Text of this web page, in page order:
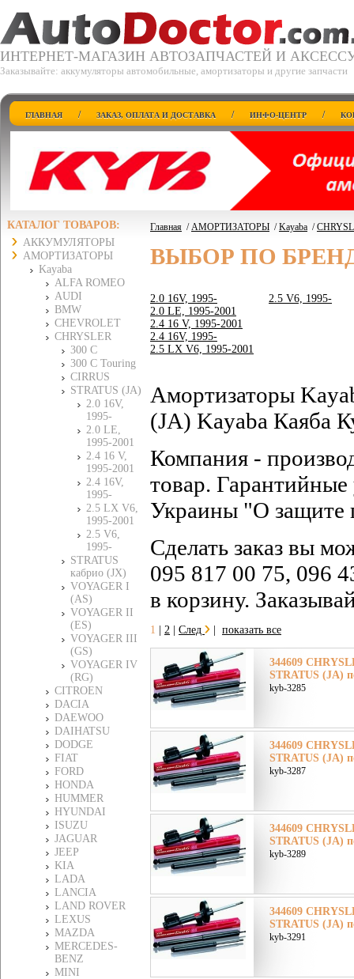
ИНТЕРНЕТ-МАГАЗИН АВТОЗАПЧАСТЕЙ И
Заказывайте: аккумуляторы автомобильные, амортизаторы и другие запчасти
ГЛАВНАЯ / ЗАКАЗ, ОПЛАТА И ДОСТАВКА / ИНФО-ЦЕНТР /
КАТАЛОГ ТОВАРОВ:
АККУМУЛЯТОРЫ
АМОРТИЗАТОРЫ
Kayaba
ALFA ROMEO
AUDI
BMW
CHEVROLET
CHRYSLER
300 C
300 C Touring
CIRRUS
STRATUS (JA)
2.0 16V,
1995-
2.0 LE,
1995-2001
2.4 16 V,
1995-2001
2.4 16V,
1995-
2.5 LX V6,
1995-2001
2.5 V6,
1995-
STRATUS
кабрио (JX)
VOYAGER I
(AS)
VOYAGER II
(ES)
VOYAGER III
(GS)
VOYAGER IV
(RG)
CITROEN
DACIA
DAEWOO
DAIHATSU
DODGE
FIAT
FORD
HONDA
HUMMER
HYUNDAI
ISUZU
JAGUAR
JEEP
KIA
LADA
LANCIA
LAND ROVER
LEXUS
MAZDA
MERCEDES-
BENZ
MINI
Главная /АМОРТИЗАТОРЫ /Kayaba /
ВЫБОР ПО
2.0 16V, 1995-
2.0 LE, 1995-2001
2.4 16 V, 1995-2001
2.4 16V, 1995-
2.5 LX V6, 1995-2001
2.5 V6, 1995-
Амортизаторы
(JA) Kayaba Каяба
Компания -
товар. Гарантийные
Украины "О защите
Сделать заказ вы
095 817 00 75, 096
в корзину.
1 2 След показать все
344609
STRATUS (JA)
kyb-3285
344609
STRATUS (JA)
kyb-3287
344609
STRATUS (JA)
kyb-3289
344609
STRATUS (JA)
kyb-3291